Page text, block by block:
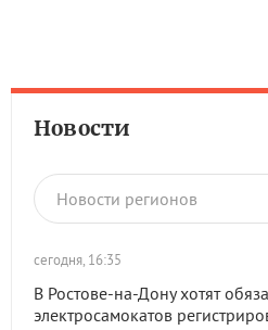
Новости
Новости регионов
сегодня, 16:35
В Ростове-на-Дону хотят
электросамокатов